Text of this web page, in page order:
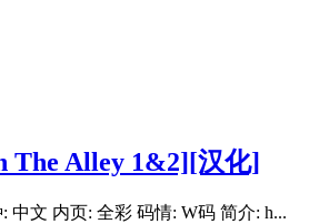
The Alley 1&2][汉化]
中文 内页: 全彩 码情: W码 简介: h...